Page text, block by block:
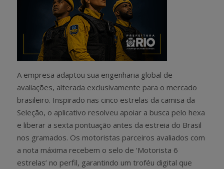
A empresa adaptou sua engenharia global de
avaliações, alterada exclusivamente para o mercado
brasileiro. Inspirado nas cinco estrelas da camisa da
Seleção, o aplicativo resolveu apoiar a busca pelo hexa
e liberar a sexta pontuação antes da estreia do Brasil
nos gramados. Os motoristas parceiros avaliados com
a nota máxima recebem o selo de ‘Motorista 6
estrelas’ no perfil, garantindo um troféu digital que